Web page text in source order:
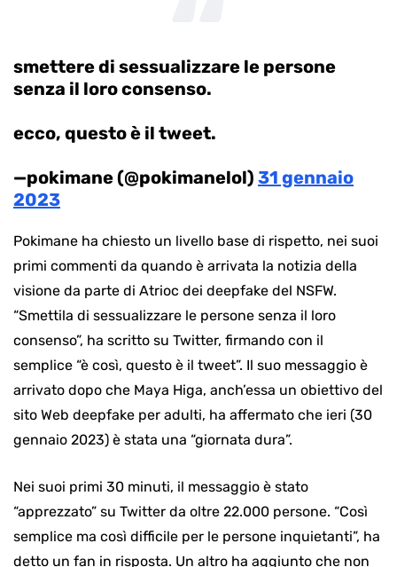
smettere di sessualizzare le persone
senza il loro consenso.
ecco, questo è il tweet.
—pokimane (@pokimanelol) 31 gennaio
2023
Pokimane ha chiesto un livello base di rispetto, nei suoi
primi commenti da quando è arrivata la notizia della
visione da parte di Atrioc dei deepfake del NSFW.
“Smettila di sessualizzare le persone senza il loro
consenso”, ha scritto su Twitter, firmando con il
semplice “è così, questo è il tweet”. Il suo messaggio è
arrivato dopo che Maya Higa, anch’essa un obiettivo del
sito Web deepfake per adulti, ha affermato che ieri (30
gennaio 2023) è stata una “giornata dura”.
Nei suoi primi 30 minuti, il messaggio è stato
“apprezzato” su Twitter da oltre 22.000 persone. “Così
semplice ma così difficile per le persone inquietanti”, ha
detto un fan in risposta. Un altro ha aggiunto che non